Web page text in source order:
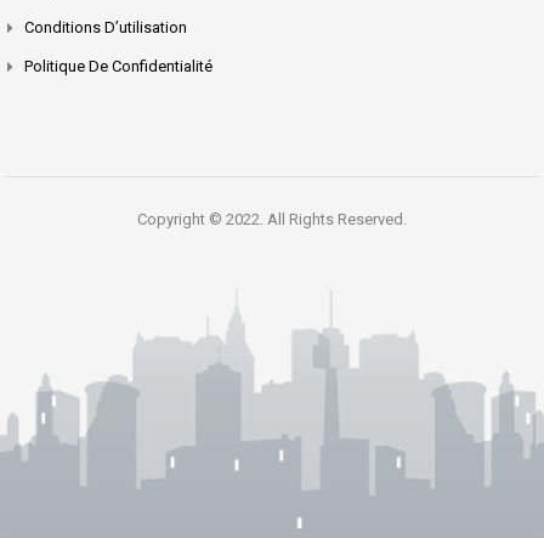
Conditions D’utilisation
Politique De Confidentialité
Copyright © 2022. All Rights Reserved.